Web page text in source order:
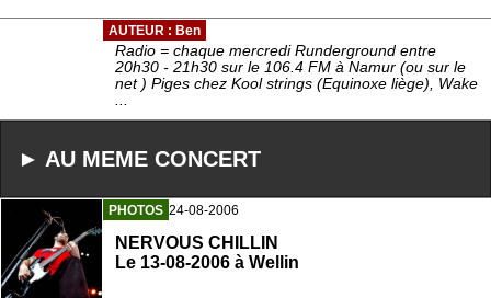
AUTEUR : Ben
Radio = chaque mercredi Runderground entre
20h30 - 21h30 sur le 106.4 FM à Namur (ou sur le
net ) Piges chez Kool strings (Equinoxe liège), Wake
► AU MEME CONCERT
PHOTOS 24-08-2006
NERVOUS CHILLIN
Le 13-08-2006 à Wellin